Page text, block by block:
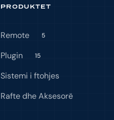
PRODUKTET
Remote 5
Plugin 15
Sistemi i ftohjes
Rafte dhe Aksesorë